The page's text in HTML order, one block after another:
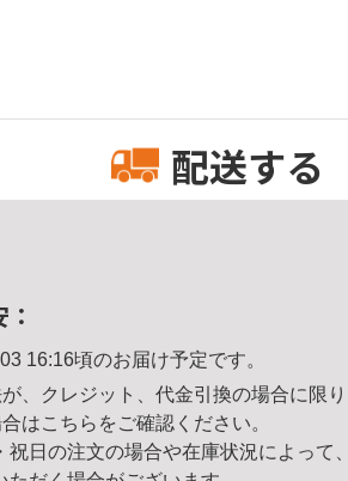
配送する
16:16頃のお届け予定です。
、クレジット、代金引換の場合に限
はこちら をご確認ください。
日の注文の場合や在庫状況によって